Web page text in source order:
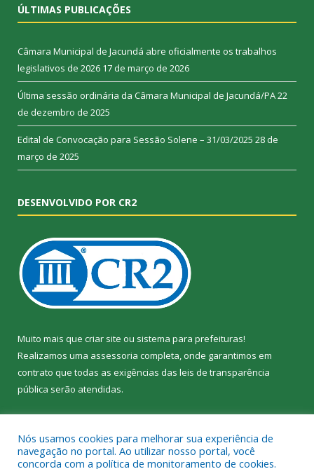
ÚLTIMAS PUBLICAÇÕES
Câmara Municipal de Jacundá abre oficialmente os trabalhos
legislativos de 2026 17 de março de 2026
Última sessão ordinária da Câmara Municipal de Jacundá/PA22
de dezembro de 2025
Edital de Convocação para Sessão Solene – 31/03/2025 28 de
março de 2025
DESENVOLVIDO POR CR2
Muito mais que criar site ou sistema para prefeituras!
Realizamos uma assessoria completa, onde garantimos em
contrato que todas as exigências das leis de transparência
pública serão atendidas.
Nós usamos cookies para melhorar sua experiência de
navegação no portal. Ao utilizar nosso portal, você
concorda com a política de monitoramento de cookies.